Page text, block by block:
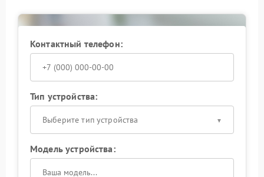
Контактный телефон:
Тип устройства:
Выберите тип устройства
Модель устройства: